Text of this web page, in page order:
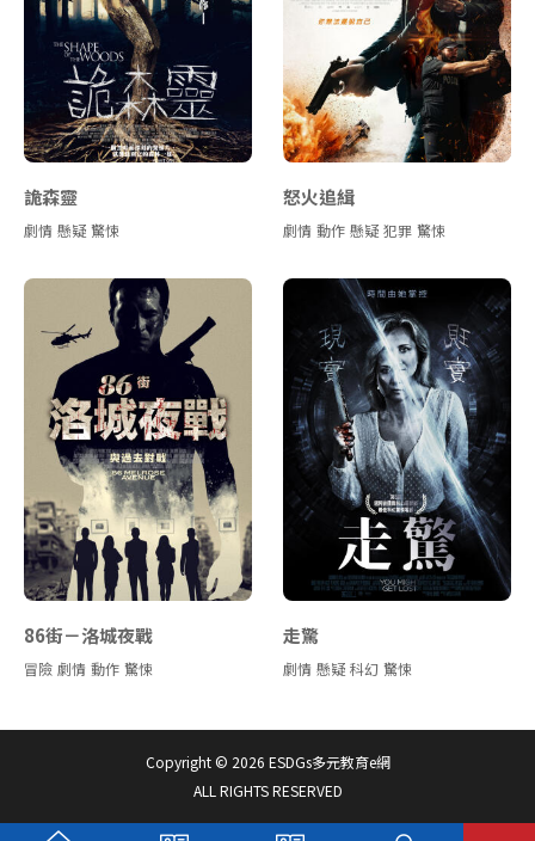
詭森靈
劇情 懸疑 驚悚
怒火追緝
劇情 動作 懸疑 犯罪 驚悚
86街－洛城夜戰
冒險 劇情 動作 驚悚
走驚
劇情 懸疑 科幻 驚悚
Copyright © 2026 ESDGs多元教育e網
ALL RIGHTS RESERVED